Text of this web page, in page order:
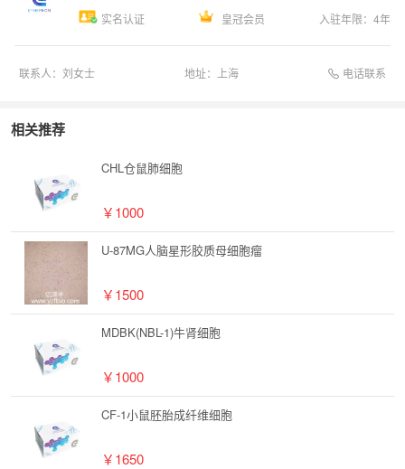
实名认证 皇冠会员 入驻年限： 4年
联系人： 刘女士 地址： 上海 电话联系
相关推荐
CHL仓鼠肺细胞
￥1000
U-87MG人脑星形胶质母细胞瘤
￥1500
MDBK(NBL-1)牛肾细胞
￥1000
CF-1小鼠胚胎成纤维细胞
￥1650